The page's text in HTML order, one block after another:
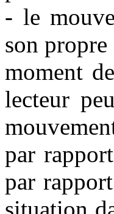
- le
son propre
moment
lecteur
par
par